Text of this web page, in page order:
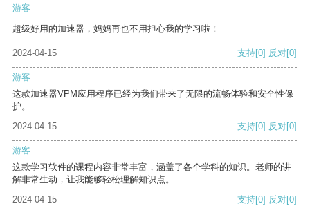
游客
超级好用的加速器，妈妈再也不用担心我的学习啦！
2024-04-15 支持[0] 反对[0]
游客
这款加速器VPM应用程序已经为我们带来了无限的流畅体验和安全性保
护。
2024-04-15
支持[0] 反对[0]
游客
这款学习软件的课程内容非常丰富，涵盖了各个学科的知识。老师的讲
解非常生动，让我能够轻松理解知识点。
2024-04-15
支持[0] 反对[0]